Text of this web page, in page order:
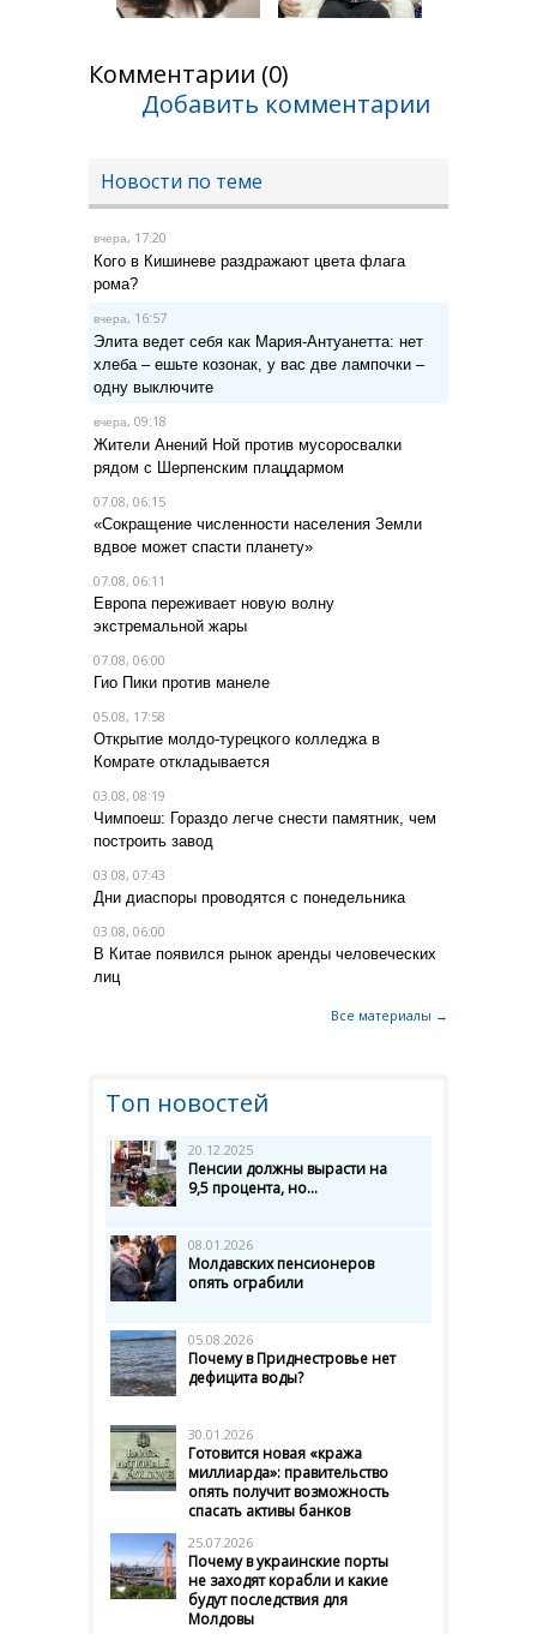
Комментарии (0)
Добавить комментарии
Новости по теме
вчера, 17:20
Кого в Кишиневе раздражают цвета флага
рома?
вчера, 16:57
Элита ведет себя как Мария-Антуанетта: нет
хлеба – ешьте козонак, у вас две лампочки –
одну выключите
вчера, 09:18
Жители Анений Ной против мусоросвалки
рядом с Шерпенским плацдармом
07.08, 06:15
«Сокращение численности населения Земли
вдвое может спасти планету»
07.08, 06:11
Европа переживает новую волну
экстремальной жары
07.08, 06:00
Гио Пики против манеле
05.08, 17:58
Открытие молдо-турецкого колледжа в
Комрате откладывается
03.08, 08:19
Чимпоеш: Гораздо легче снести памятник, чем
построить завод
03.08, 07:43
Дни диаспоры проводятся с понедельника
03.08, 06:00
В Китае появился рынок аренды человеческих
лиц
Все материалы →
Топ новостей
20.12.2025
Пенсии должны вырасти на
9,5 процента, но...
08.01.2026
Молдавских пенсионеров
опять ограбили
05.08.2026
Почему в Приднестровье нет
дефицита воды?
30.01.2026
Готовится новая «кража
миллиарда»: правительство
опять получит возможность
спасать активы банков
25.07.2026
Почему в украинские порты
не заходят корабли и какие
будут последствия для
Молдовы